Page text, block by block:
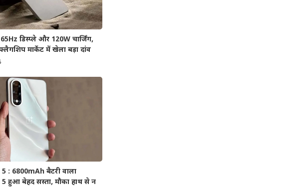
डिस्प्ले और 120W चार्जिंग,
मार्केट में खेला बड़ा दांव
: 6800mAh बैटरी वाला
हुआ बेहद सस्ता, मौका हाथ से न